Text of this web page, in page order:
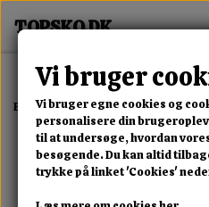
Forside Dame Alle Damesko
Vi bruger
Vi bruger egne cookies og
personalisere din
til at undersøge, hvordan
besøgende. Du kan altid
trykke på linket 'Cookies'